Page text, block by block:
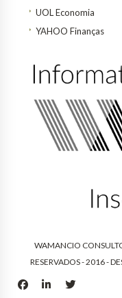
UOL Economia
YAHOO Finanças
WAMANCIO
RESERVADOS - 2016 -